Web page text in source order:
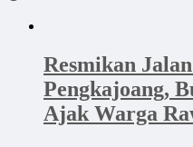
Resmikan
Pengkajoang,
Ajak Warga